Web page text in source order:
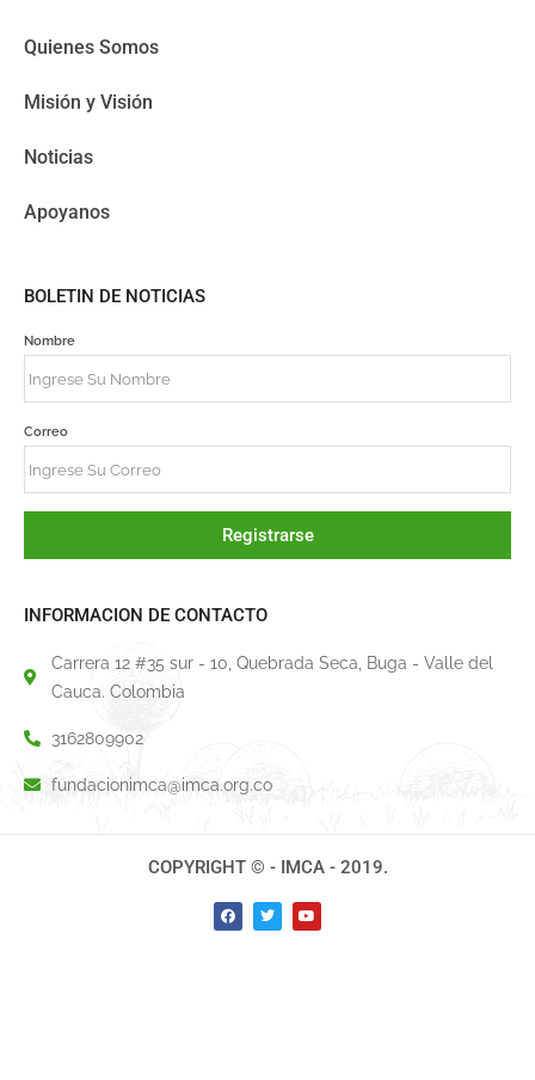
Quienes Somos
Misión y Visión
Noticias
Apoyanos
BOLETIN DE NOTICIAS
Nombre
Correo
Registrarse
INFORMACION DE CONTACTO
Carrera 12 #35 sur - 10, Quebrada Seca, Buga - Valle del
Cauca. Colombia
3162809902
fundacionimca@imca.org.co
COPYRIGHT © - IMCA - 2019.